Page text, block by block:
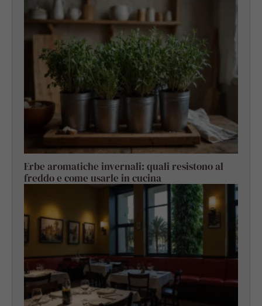
Erbe aromatiche invernali: quali resistono al
freddo e come usarle in cucina